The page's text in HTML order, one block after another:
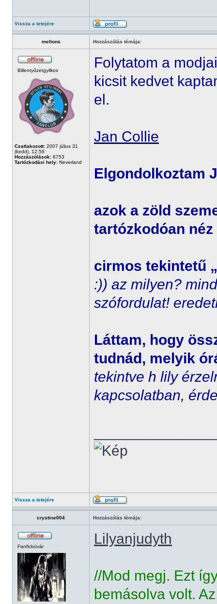
Vissza a tetejére
mellons Hozzászólás témája:
Billentyűzetgyilkos
Csatlakozott: 2007 július 31
(kedd), 12:56
Hozzászólások: 6753
Tartózkodási hely: Neverland
Folytatom a
kicsit kedvet
el.
Jan Collie
Elgondolkoztam
azok a zöld
tartózkodóan
cirmos tekintetű
:)) az milyen?
szófordulat!
Láttam, hogy
tudnád, melyik
tekintve h lily
kapcsolatban,
Vissza a tetejére
crystine004 Hozzászólás témája:
Fanficbúvár Lilyanjudyth
//Mod megj. Ezt
bemásolva volt.